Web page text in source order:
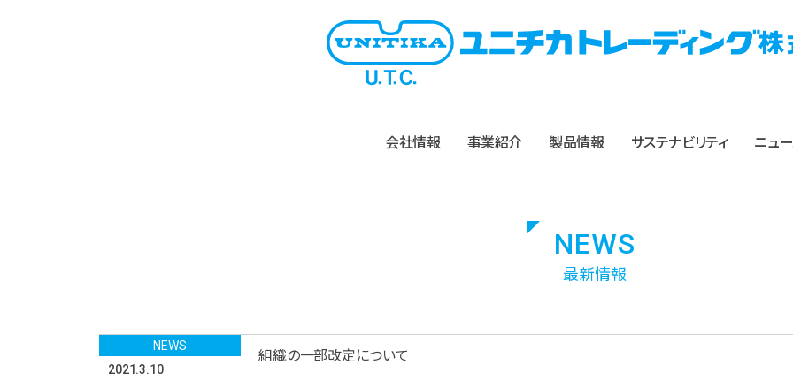
会社情報 事業紹介 製品情報 サステナビリティ ニュ
NEWS
最新情報
NEWS
2021.3.10
組織の一部改定について